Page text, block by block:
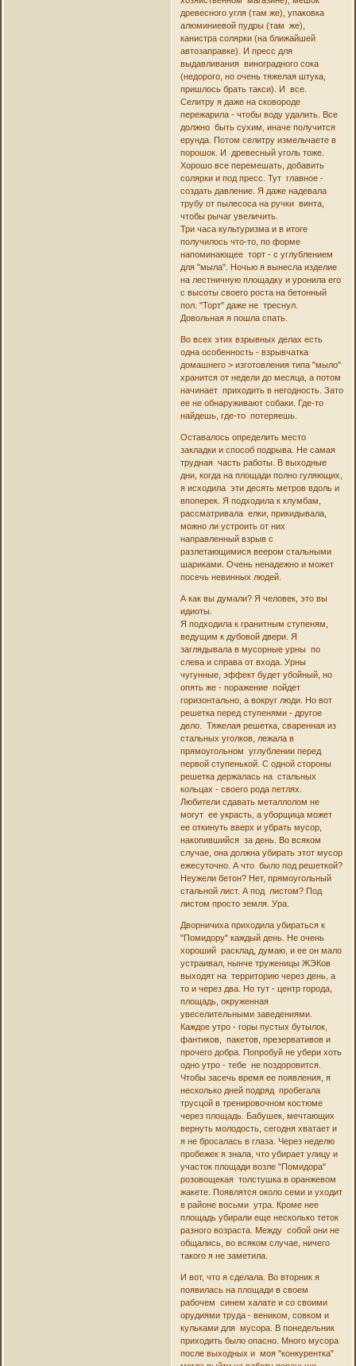
древесного угля (там же), упаковка
алюминиевой пудры (там же),
канистра солярки (на ближайшей
автозаправке). И пресс для
выдавливания виноградного сока
(недорого, но очень тяжелая штука,
пришлось брать такси). И все.
Селитру я даже на сковороде
пережарила - чтобы воду удалить. Все
должно быть сухим, иначе получится
ерунда. Потом селитру измельчаете в
порошок. И древесный уголь тоже.
Хорошо все перемешать, добавить
солярки и под пресс. Тут главное -
создать давление. Я даже надевала
трубу от пылесоса на ручки винта,
чтобы рычаг увеличить.
Три часа культуризма и в итоге
получилось что-то, по форме
напоминающее торт - с углублением
для "мыла". Ночью я вынесла изделие
на лестничную площадку и уронила его
с высоты своего роста на бетонный
пол. "Торт" даже не треснул.
Довольная я пошла спать.
Во всех этих взрывных делах есть
одна особенность - взрывчатка
домашнего > изготовления типа "мыло"
хранится от недели до месяца, а потом
начинает приходить в негодность. Зато
ее не обнаруживают собаки. Где-то
найдешь, где-то потеряешь.
Оставалось определить место
закладки и способ подрыва. Не самая
трудная часть работы. В выходные
дни, когда на площади полно гуляющих,
я исходила эти десять метров вдоль и
впоперек. Я подходила к клумбам,
рассматривала елки, прикидывала,
можно ли устроить от них
направленный взрыв с
разлетающимися веером стальными
шариками. Очень ненадежно и может
посечь невинных людей.
А как вы думали? Я человек, это вы
идиоты.
Я подходила к гранитным ступеням,
ведущим к дубовой двери. Я
заглядывала в мусорные урны по
слева и справа от входа. Урны
чугунные, эффект будет убойный, но
опять же - поражение пойдет
горизонтально, а вокруг люди. Но вот
решетка перед ступенями - другое
дело. Тяжелая решетка, сваренная из
стальных уголков, лежала в
прямоугольном углублении перед
первой ступенькой. С одной стороны
решетка держалась на стальных
кольцах - своего рода петлях.
Любители сдавать металлолом не
могут ее украсть, а уборщица может
ее откинуть вверх и убрать мусор,
накопившийся за день. Во всяком
случае, она должна убирать этот мусор
ежесуточно. А что было под решеткой?
Неужели бетон? Нет, прямоугольный
стальной лист. А под листом? Под
листом просто земля. Ура.
Дворничиха приходила убираться к
"Помидору" каждый день. Не очень
хороший расклад, думаю, и ее он мало
устраивал, нынче труженицы ЖЭКов
выходят на территорию через день, а
то и через два. Но тут - центр города,
площадь, окруженная
увеселительными заведениями.
Каждое утро - горы пустых бутылок,
фантиков, пакетов, презервативов и
прочего добра. Попробуй не убери хоть
одно утро - тебе не поздоровится.
Чтобы засечь время ее появления, я
несколько дней подряд пробегала
трусцой в тренировочном костюме
через площадь. Бабушек, мечтающих
вернуть молодость, сегодня хватает и
я не бросалась в глаза. Через неделю
пробежек я знала, что убирает улицу и
участок площади возле "Помидора"
розовощекая толстушка в оранжевом
жакете. Появлятся около семи и уходит
в районе восьми утра. Кроме нее
площадь убирали еще несколько теток
разного возраста. Между собой они не
общались, во всяком случае, ничего
такого я не заметила.
И вот, что я сделала. Во вторник я
появилась на площади в своем
рабочем синем халате и со своими
орудиями труда - веником, совком и
кульками для мусора. В понедельник
приходить было опасно. Много мусора
после выходных и моя "конкурентка"